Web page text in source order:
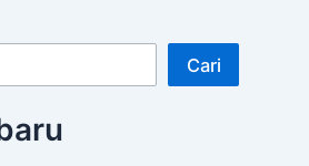
Cari